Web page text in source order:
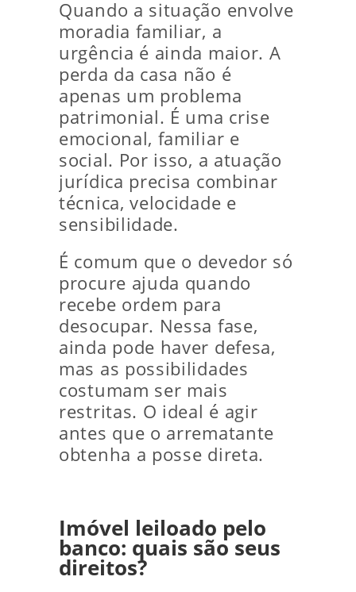
Quando a situação envolve
moradia familiar, a
urgência é ainda maior. A
perda da casa não é
apenas um problema
patrimonial. É uma crise
emocional, familiar e
social. Por isso, a atuação
jurídica precisa combinar
técnica, velocidade e
sensibilidade.
É comum que o devedor só
procure ajuda quando
recebe ordem para
desocupar. Nessa fase,
ainda pode haver defesa,
mas as possibilidades
costumam ser mais
restritas. O ideal é agir
antes que o arrematante
obtenha a posse direta.
Imóvel leiloado pelo
banco: quais são seus
direitos?